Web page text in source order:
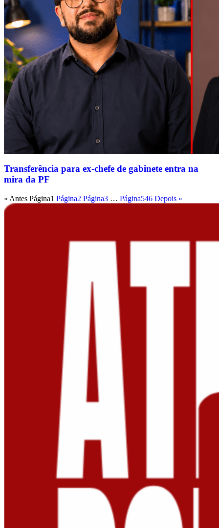
Transferência para ex-chefe de gabinete entra na
mira da PF
« Antes Página1 Página2 Página3 … Página546 Depois »